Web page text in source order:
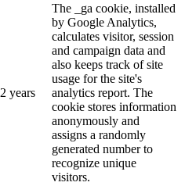
2 years
The _ga cookie, installed
by Google Analytics,
calculates visitor, session
and campaign data and
also keeps track of site
usage for the site's
analytics report. The
cookie stores information
anonymously and
assigns a randomly
generated number to
recognize unique
visitors.